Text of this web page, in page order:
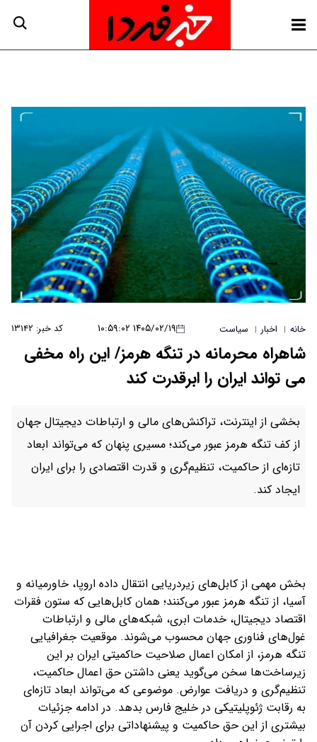
خانه | اخبار | سیاست ۱۴۰۵/۰۲/۱۹ ۱۰:۵۹:۰۲ کد خبر: ۱۳۱۴۲
شاهراه محرمانه در تنگه هرمز/ این راه مخفی
می تواند ایران را ابرقدرت کند
بخشی از اینترنت، تراکنش‌های مالی و ارتباطات دیجیتال جهان
از کف تنگه هرمز عبور می‌کند؛ مسیری پنهان که می‌تواند ابعاد
تازه‌ای از حاکمیت، تنظیم‌گری و قدرت اقتصادی را برای ایران
ایجاد کند.
بخش مهمی از کابل‌های زیردریایی انتقال داده اروپا، خاورمیانه و
آسیا، از تنگه هرمز عبور می‌کنند؛ همان کابل‌هایی که ستون فقرات
اقتصاد دیجیتال، خدمات ابری، شبکه‌های مالی و ارتباطات
غول‌های فناوری جهان محسوب می‌شوند. موقعیت جغرافیایی
تنگه هرمز، از امکان اعمال صلاحیت حاکمیتی ایران بر این
زیرساخت‌ها سخن می‌گوید یعنی داشتن حق اعمال حاکمیت،
تنظیم‌گری و دریافت عوارض. موضوعی که می‌تواند ابعاد تازه‌ای
به رقابت ژئوپلیتیکی در خلیج فارس بدهد. در ادامه جزئیات
بیشتری از این حق حاکمیت و پیشنهاداتی برای اجرایی کردن آن